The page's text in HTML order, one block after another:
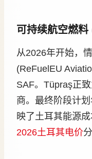
可持续航空燃料
从2026年开始，
(ReFuelEU
SAF。Tüpraş正
商。最终阶段计
映了土耳其能源
2026土耳其电价